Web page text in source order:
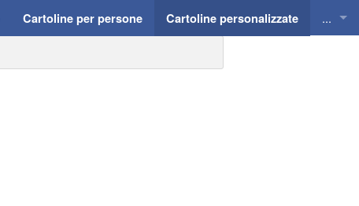
Cartoline per persone Cartoline personalizzate ...